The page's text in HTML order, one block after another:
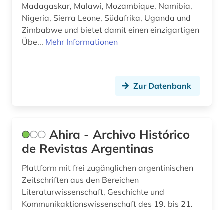
florida (1)
flugblatt (1)
forschungseinrichtung (1)
forstwissenschaft (1)
foto (1)
fotoarchiv (2)
Madagaskar, Malawi, Mozambique, Namibia,
Nigeria, Sierra Leone, Südafrika, Uganda und
Zimbabwe und bietet damit einen einzigartigen
Übe... Mehr Informationen
Zur Datenbank
Ahira - Archivo Histórico
de Revistas Argentinas
Plattform mit frei zugänglichen argentinischen
Zeitschriften aus den Bereichen
Literaturwissenschaft, Geschichte und
Kommunikaktionswissenschaft des 19. bis 21.